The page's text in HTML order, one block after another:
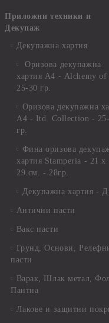
Приложни техники и
Декупаж
Декупажна хартия
Оризова декупажна
хартия А4 - Alchemy
25-30 гр.
Оризова декупажна
А4 - Itd. Collection -
гр.
Фина оризова
хартия Stamperia - 21 х
29.см. - 28гр.
Декупажна хартия -
Антични пасти
Вакс пасти
Грунд, Основи,
пасти
Варак, Шлак метал,
Пантна
Лакове и защитни